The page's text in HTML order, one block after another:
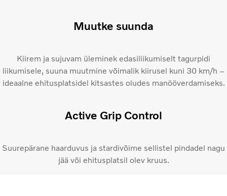
Muutke suunda
Kiirem ja sujuvam üleminek edasiliikumiselt tagurpidi
liikumisele, suuna muutmine võimalik kiirusel kuni 30 km/h –
ideaalne ehitusplatsidel kitsastes oludes manööverdamiseks.
Active Grip Control
Suurepärane haarduvus ja stardivõime sellistel pindadel nagu
jää või ehitusplatsil olev kruus.